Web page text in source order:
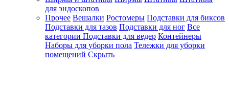
для эндоскопов
Прочее Вешалки Ростомеры Подставки для биксов
Подставки для тазов Подставки для ног Все
категории Подставки для ведер Контейнеры
Наборы для уборки пола Тележки для уборки
помещений Скрыть